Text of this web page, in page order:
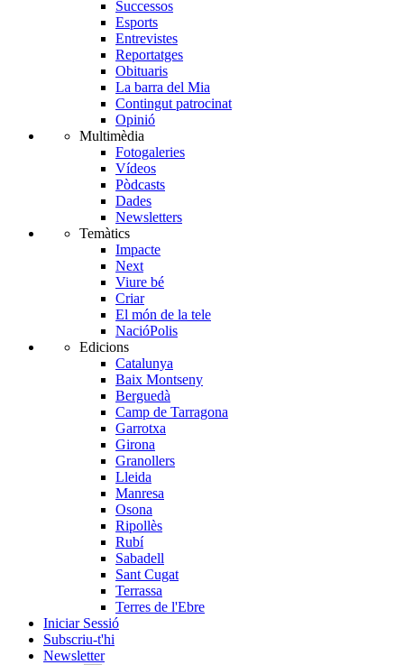
Successos
Esports
Entrevistes
Reportatges
Obituaris
La barra del Mia
Contingut patrocinat
Opinió
Multimèdia
Fotogaleries
Vídeos
Pòdcasts
Dades
Newsletters
Temàtics
Impacte
Next
Viure bé
Criar
El món de la tele
NacióPolis
Edicions
Catalunya
Baix Montseny
Berguedà
Camp de Tarragona
Garrotxa
Girona
Granollers
Lleida
Manresa
Osona
Ripollès
Rubí
Sabadell
Sant Cugat
Terrassa
Terres de l'Ebre
Iniciar Sessió
Subscriu-t'hi
Newsletter